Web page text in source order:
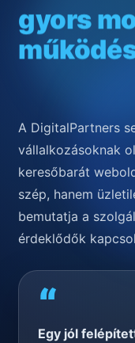
gyors
A DigitalPartners
vállalkozásoknak
keresőbarát
szép, hanem
bemutatja a
érdeklődők
“
Egy jól